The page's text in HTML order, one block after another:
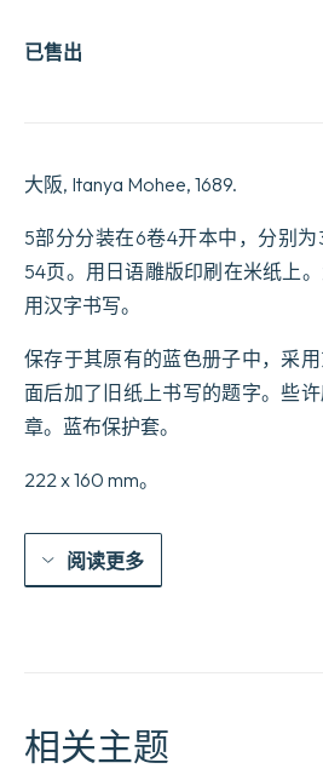
已售出
大阪, Itanya Mohee, 1689.
5部分分装在6卷4开本中，分别为
54页。用日语雕版印刷在米纸上
用汉字书写。
保存于其原有的蓝色册子中，采
面后加了旧纸上书写的题字。些
章。蓝布保护套。
222 x 160 mm。
阅读更多
相关主题